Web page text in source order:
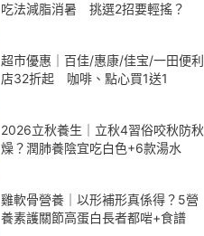
吃法減脂消暑 挑選2招要輕搖？
超市優惠｜百佳/惠康/佳宝/一田便利
店32折起 咖啡、點心買1送1
2026立秋養生｜立秋4習俗咬秋防秋
燥？潤肺養陰宜吃白色+6款湯水
雞軟骨營養｜以形補形真係得？5營
養素護關節高蛋白長者都啱+食譜